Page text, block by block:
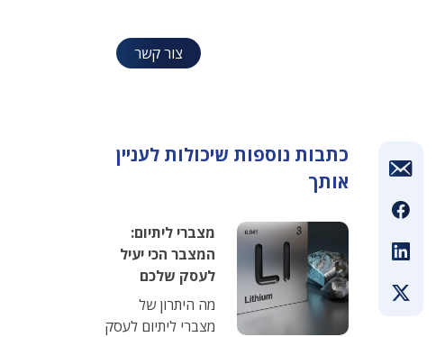
צור קשר
כתבות נוספות שיכולות לעניין
אותך
מצברי ליתיום:
המצבר הכי יעיל
לעסק שלכם
מה היתרון של
מצברי ליתיום לעסק